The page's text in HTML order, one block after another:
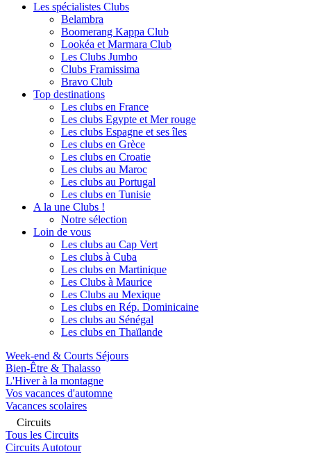
Les spécialistes Clubs
Belambra
Boomerang Kappa Club
Lookéa et Marmara Club
Les Clubs Jumbo
Clubs Framissima
Bravo Club
Top destinations
Les clubs en France
Les clubs Egypte et Mer rouge
Les clubs Espagne et ses îles
Les clubs en Grèce
Les clubs en Croatie
Les clubs au Maroc
Les clubs au Portugal
Les clubs en Tunisie
A la une Clubs !
Notre sélection
Loin de vous
Les clubs au Cap Vert
Les clubs à Cuba
Les clubs en Martinique
Les Clubs à Maurice
Les Clubs au Mexique
Les clubs en Rép. Dominicaine
Les clubs au Sénégal
Les clubs en Thaïlande
Week-end & Courts Séjours
Bien-Être & Thalasso
L'Hiver à la montagne
Vos vacances d'automne
Vacances scolaires
Circuits
Tous les Circuits
Circuits Autotour